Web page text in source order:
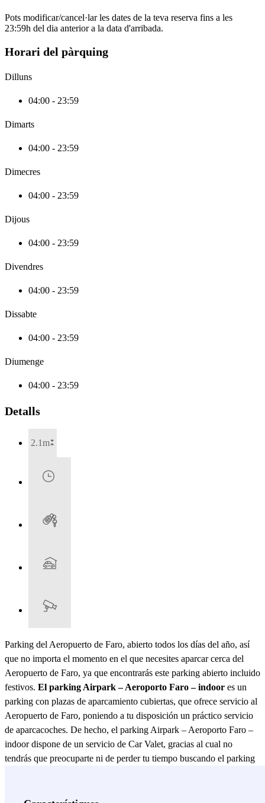
Pots modificar/cancel·lar les dates de la teva reserva fins a les
23:59h del dia anterior a la data d'arribada.
Horari del pàrquing
Dilluns
04:00 - 23:59
Dimarts
04:00 - 23:59
Dimecres
04:00 - 23:59
Dijous
04:00 - 23:59
Divendres
04:00 - 23:59
Dissabte
04:00 - 23:59
Diumenge
04:00 - 23:59
Detalls
2.1m
Parking del Aeropuerto de Faro, abierto todos los días del año, así
que no importa el momento en el que necesites aparcar cerca del
Aeropuerto de Faro, ya que encontrarás este parking abierto incluido
festivos. El parking Airpark – Aeroporto Faro – indoor es un
parking con plazas de aparcamiento cubiertas, que ofrece servicio al
Aeropuerto de Faro, poniendo a tu disposición un práctico servicio
de aparcacoches. De hecho, el parking Airpark – Aeroporto Faro –
indoor dispone de un servicio de Car Valet, gracias al cual no
tendrás que preocuparte ni de perder tu tiempo buscando el parking